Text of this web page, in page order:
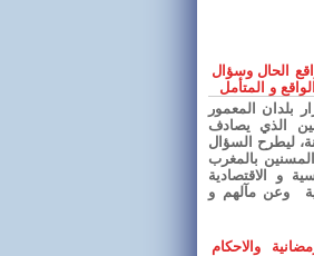
الحال وسؤال
و المتأمل
بلدان المعمور
الذي يصادف
ليطرح السؤال
بالمغرب
و الاقتصادية
وعن مآلهم و
والاحكام